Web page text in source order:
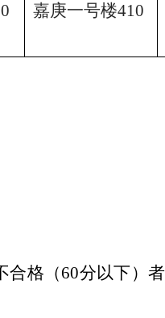
嘉庚一号楼410
合格（60分以下）